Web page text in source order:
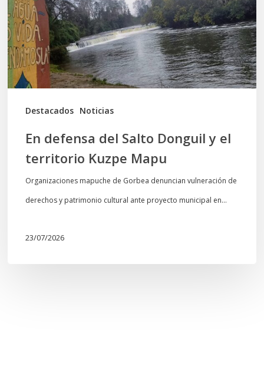
Destacados Noticias
Donguil
y
el
territorio
Kuzpe
Mapu
En defensa del Salto Donguil y el
territorio Kuzpe Mapu
Organizaciones mapuche de Gorbea denuncian vulneración de
derechos y patrimonio cultural ante proyecto municipal en…
23/07/2026